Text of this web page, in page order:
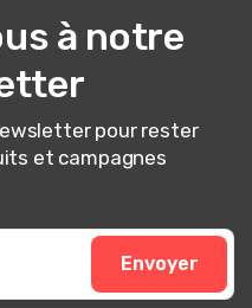
à notre
pour rester
et campagnes
Envoyer